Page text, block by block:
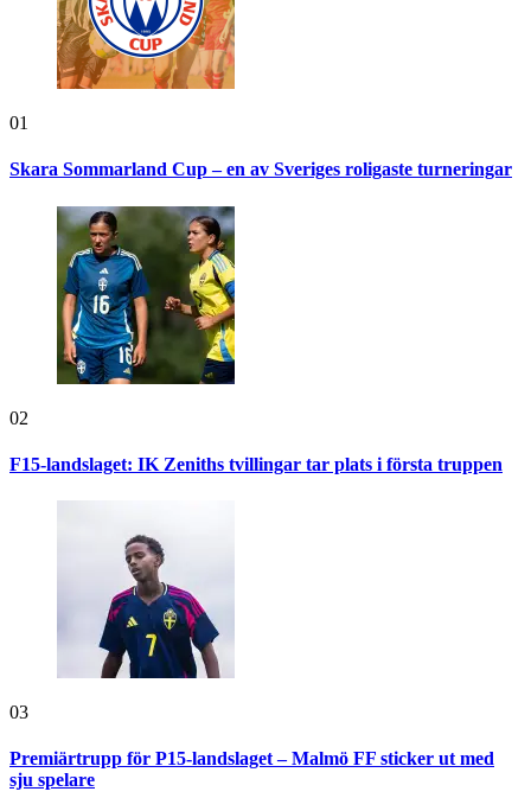
01
Skara Sommarland Cup – en av Sveriges roligaste turneringar
02
F15-landslaget: IK Zeniths tvillingar tar plats i första truppen
03
Premiärtrupp för P15-landslaget – Malmö FF sticker ut med
sju spelare